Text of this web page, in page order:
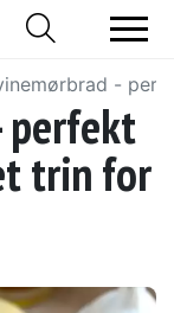
-
perfekt
trin for